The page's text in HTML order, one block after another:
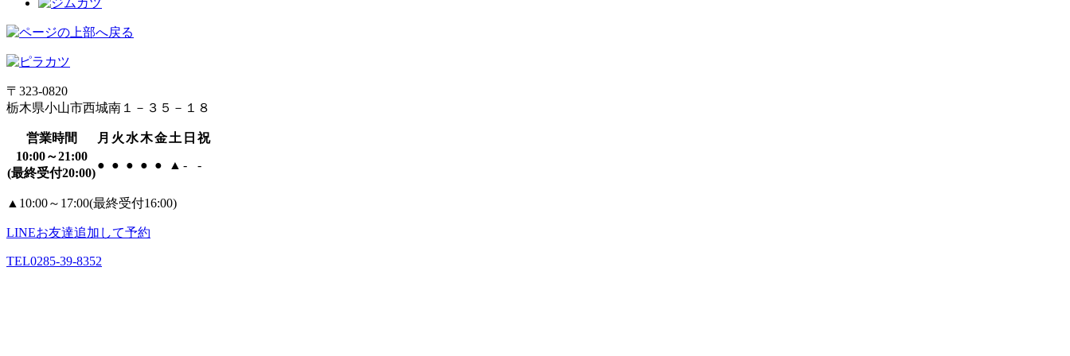
〒323-0820
栃木県小山市西城南１－３５－１８
営業時間 月 火 水木金土 日 祝
10:00～21:00
(最終受付20:00)
● ● ● ● ● ▲ - -
▲ 10:00～17:00(最終受付16:00)
LINEお友達追加して予約
TEL0285-39-8352